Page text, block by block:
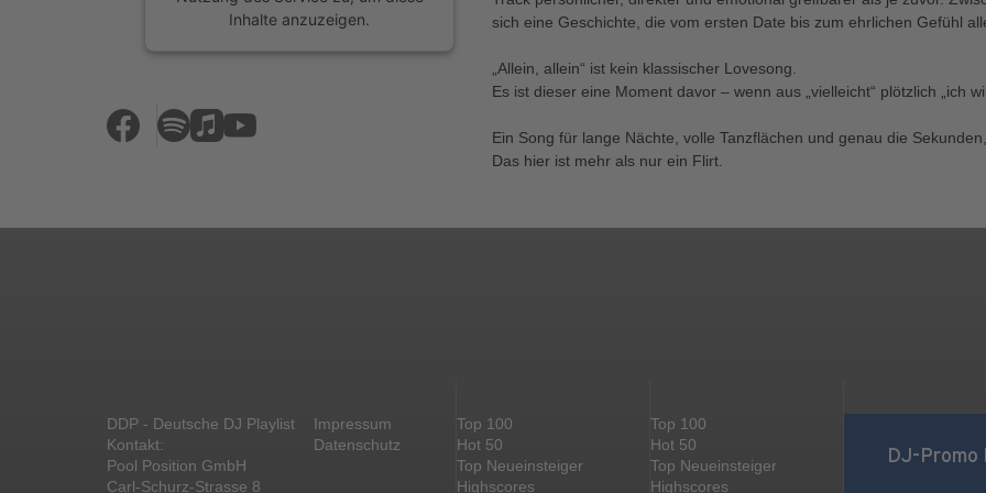
Inhalte anzuzeigen.
Akzeptieren
sich eine Geschichte, die vom ersten Date bis zum ehrlichen Gefühl
„Allein, allein“ ist kein klassischer Lovesong.
Es ist dieser eine Moment davor – wenn aus „vielleicht“ plötzlich „ich
Ein Song für lange Nächte, volle Tanzflächen und genau die
Das hier ist mehr als nur ein Flirt.
DDP - Deutsche DJ Playlist
Kontakt:
Pool Position GmbH
Carl-Schurz-Strasse 8
Impressum
Datenschutz
Top 100
Hot 50
Top Neueinsteiger
Highscores
Top 100
Hot 50
Top Neueinsteiger
Highscores
DJ-Promo